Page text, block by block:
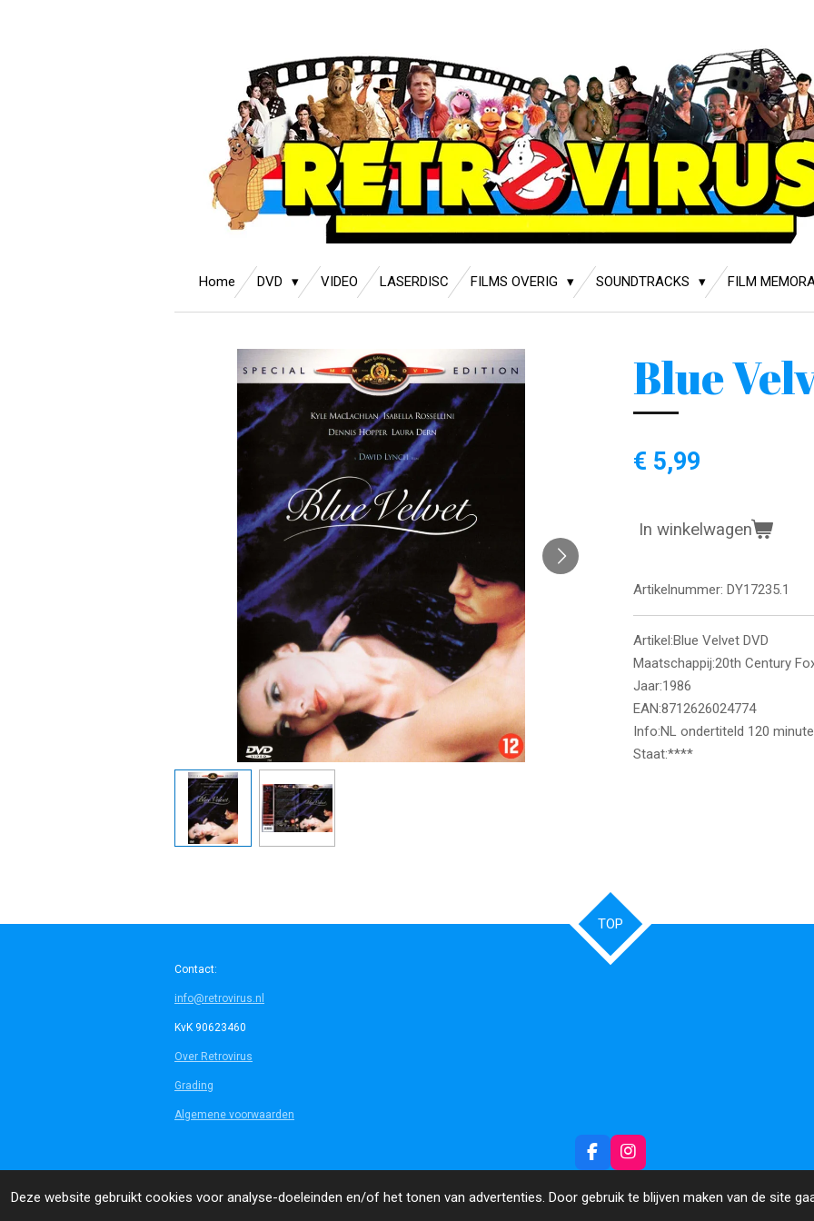
Deze website gebruikt cookies voor analyse-doeleinden en/of het tonen van advertenties. Door gebruik te blijven maken van de site
Home DVD VIDEO LASERDISC FILMS OVERIG SOUNDTRACKS FILM
Blue
€ 5,99
In winkelwagen
Artikelnummer: DY17235.1
Artikel:Blue Velvet DVD
Maatschappij:20th Century
Jaar:1986
EAN:8712626024774
Info:NL ondertiteld 120
Staat:****
TOP
Contact:
info@retrovirus.nl
KvK 90623460
Over Retrovirus
Grading
Algemene voorwaarden
F
a
c
I
n
s